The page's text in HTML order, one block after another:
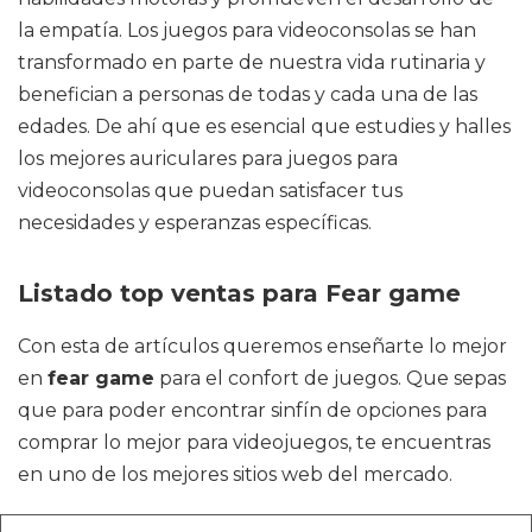
la empatía. Los juegos para videoconsolas se han
transformado en parte de nuestra vida rutinaria y
benefician a personas de todas y cada una de las
edades. De ahí que es esencial que estudies y halles
los mejores auriculares para juegos para
videoconsolas que puedan satisfacer tus
necesidades y esperanzas específicas.
Listado top ventas para Fear game
Con esta de artículos queremos enseñarte lo mejor
en fear game para el confort de juegos. Que sepas
que para poder encontrar sinfín de opciones para
comprar lo mejor para videojuegos, te encuentras
en uno de los mejores sitios web del mercado.